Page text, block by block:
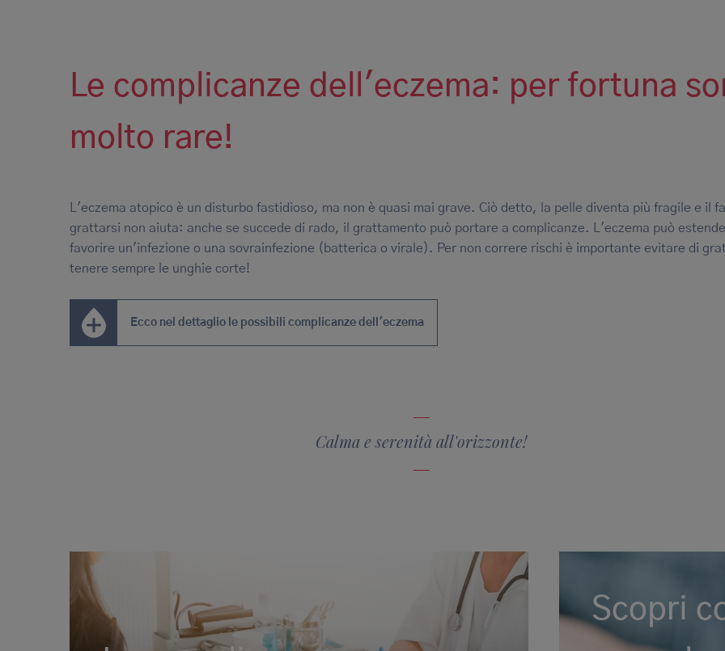
Le complicanze dell'eczema: per fortuna
molto rare!
L'eczema atopico è un disturbo fastidioso, ma non è quasi mai grave. Ciò detto, la pelle diventa più fragile e il
grattarsi non aiuta: anche se succede di rado, il grattamento può portare a complicanze. L'eczema può
favorire un'infezione o una sovrainfezione (batterica o virale). Per non correre rischi è importante evitare di
tenere sempre le unghie corte!
Ecco nel dettaglio le possibili complicanze dell'eczema
Calma e serenità all'orizzonte!
Scopri